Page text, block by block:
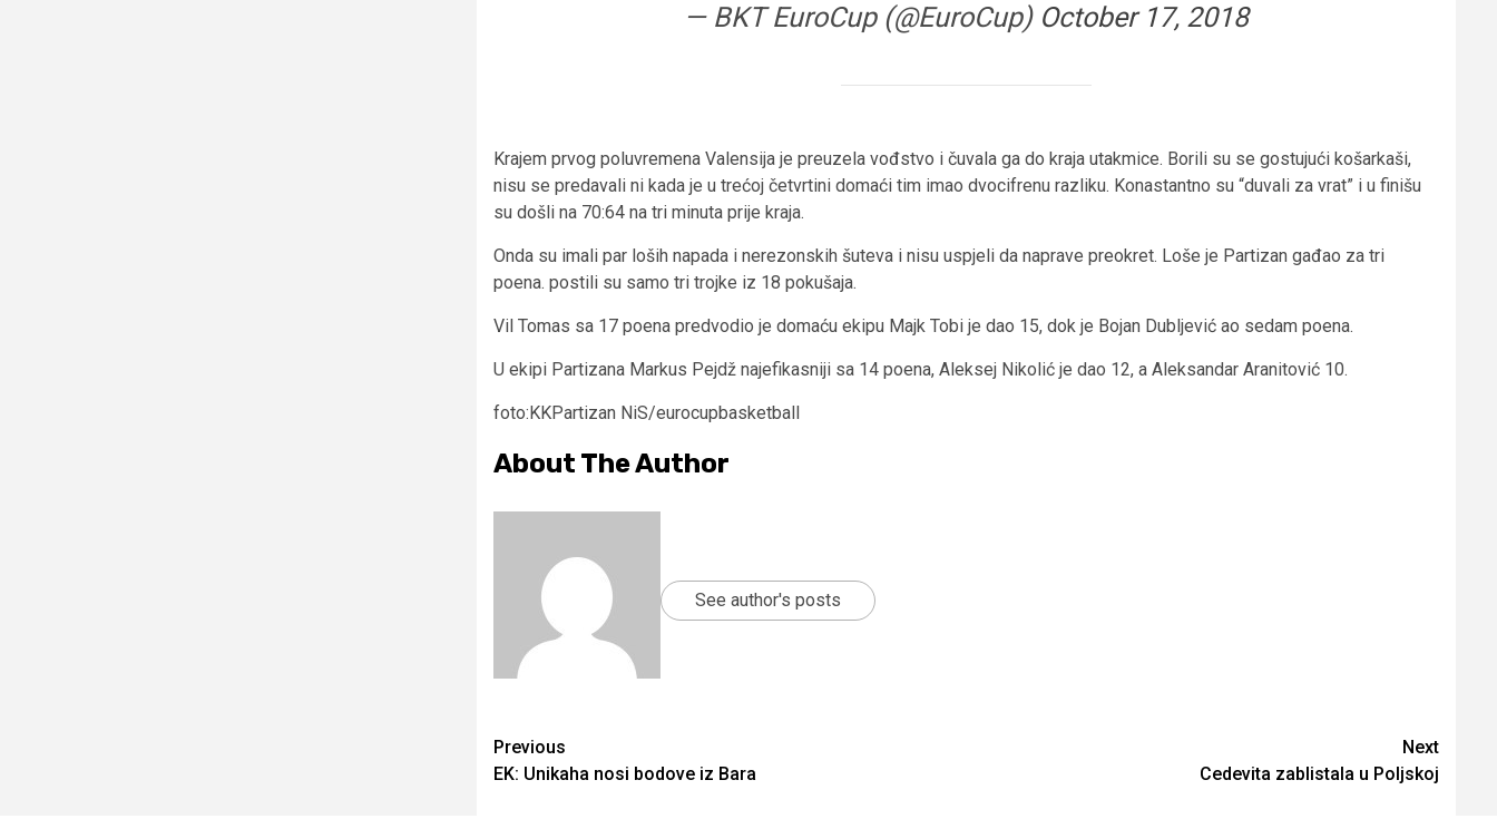
— BKT EuroCup (@EuroCup) October 17, 2018
Krajem prvog poluvremena Valensija je preuzela vođstvo i čuvala ga do kraja utakmice. Borili su se gostujući košarkaši,
nisu se predavali ni kada je u trećoj četvrtini domaći tim imao dvocifrenu razliku. Konastantno su “duvali za vrat” i u finišu
su došli na 70:64 na tri minuta prije kraja.
Onda su imali par loših napada i nerezonskih šuteva i nisu uspjeli da naprave preokret. Loše je Partizan gađao za tri
poena. postili su samo tri trojke iz 18 pokušaja.
Vil Tomas sa 17 poena predvodio je domaću ekipu Majk Tobi je dao 15, dok je Bojan Dubljević ao sedam poena.
U ekipi Partizana Markus Pejdž najefikasniji sa 14 poena, Aleksej Nikolić je dao 12, a Aleksandar Aranitović 10.
foto:KKPartizan NiS/eurocupbasketball
About The Author
See author's posts
Continue
Reading
Previous
EK: Unikaha nosi bodove iz Bara
Next
Cedevita zablistala u Poljskoj